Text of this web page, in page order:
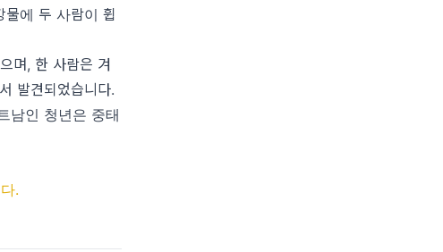
에 두 사람이 휩
며, 한 사람은 겨
발견되었습니다.
남인 청년은 중태
.